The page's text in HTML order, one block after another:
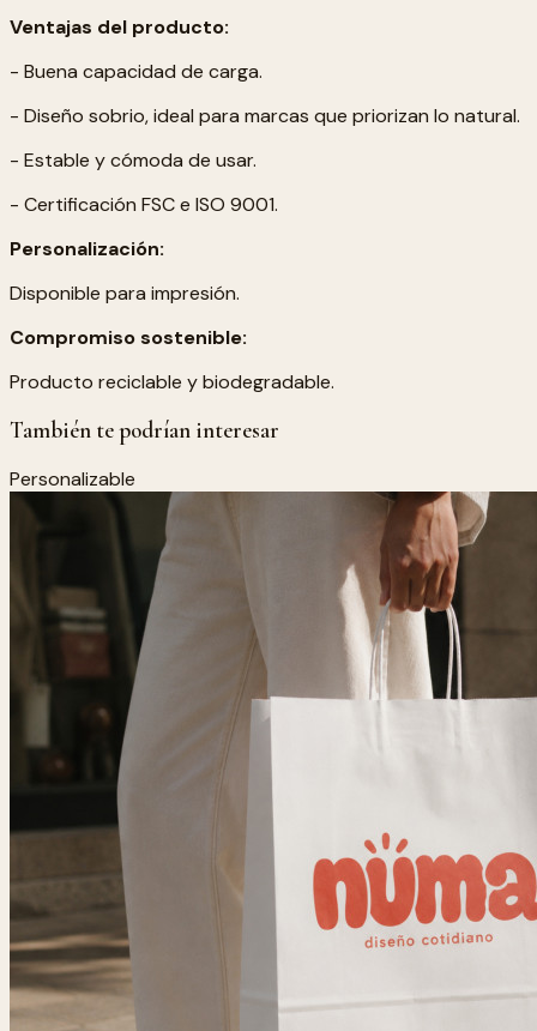
Ventajas del producto:
- Buena capacidad de carga.
- Diseño sobrio, ideal para marcas que priorizan lo natural.
- Estable y cómoda de usar.
- Certificación FSC e ISO 9001.
Personalización:
Disponible para impresión.
Compromiso sostenible:
Producto reciclable y biodegradable.
También te podrían interesar
Personalizable